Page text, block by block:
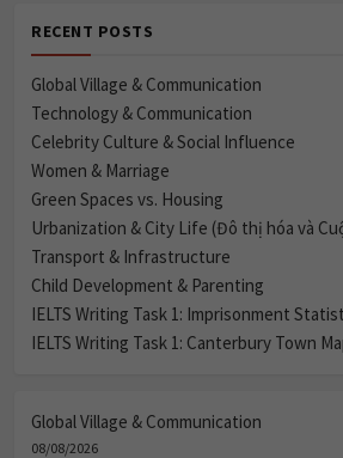
RECENT POSTS
Global Village & Communication
Technology & Communication
Celebrity Culture & Social Influence
Women & Marriage
Green Spaces vs. Housing
Urbanization & City Life (Đô thị hóa và
Transport & Infrastructure
Child Development & Parenting
IELTS Writing Task 1: Imprisonment
IELTS Writing Task 1: Canterbury Town
Global Village & Communication
08/08/2026